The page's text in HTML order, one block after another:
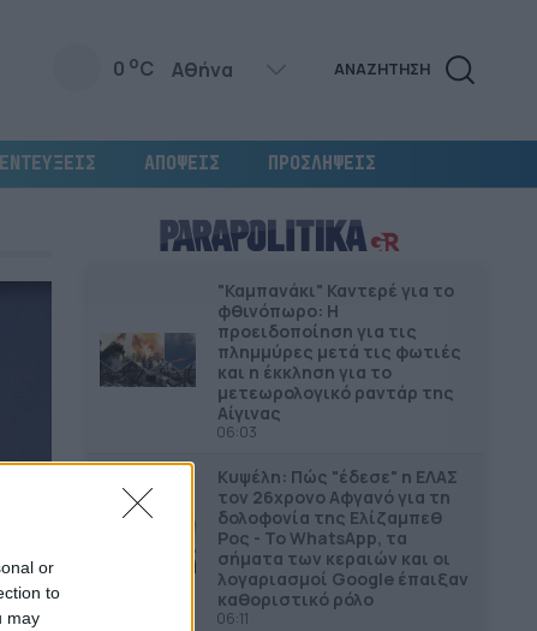
or
to
may
0 oC ΑΝΑΖΗΤΗΣΗ
ΑΠΟΨΕΙΣ ΠΡΟΣΛΗΨΕΙΣ
"Καμπανάκι" Καντερέ για το
φθινόπωρο: Η
προειδοποίηση για τις
πλημμύρες μετά τις φωτιές
και η έκκληση για το
μετεωρολογικό ραντάρ της
Αίγινας
06:03
Κυψέλη: Πώς "έδεσε" η ΕΛΑΣ
τον 26χρονο Αφγανό για τη
δολοφονία της Ελίζαμπεθ
Ρος - Το WhatsApp, τα
σήματα των κεραιών και οι
λογαριασμοί Google έπαιξαν
καθοριστικό ρόλο
06:11